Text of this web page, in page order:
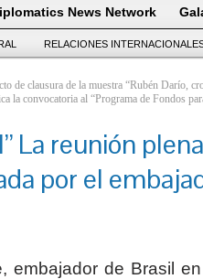
News Network
RELACIONES
de clausura de la muestra “Rubén Darío,
la convocatoria al “Programa de Fondos
La reunión
por el
embajador de Brasil